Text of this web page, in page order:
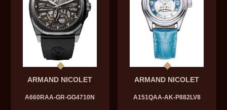
ARMAND NICOLET
A660RAA-GR-GG4710N
ARMAND NICOLET
A151QAA-AK-P882LV8